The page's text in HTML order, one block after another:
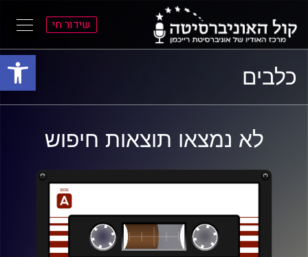
פתח
התפריט
הראשי
התוכן
הראשי
שידור חי
כלבים
לא נמצאו תוצאות חיפוש